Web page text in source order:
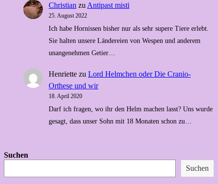
Christian zu Antipast misti
25. August 2022
Ich habe Hornissen bisher nur als sehr supere Tiere erlebt.
Sie halten unsere Ländereien von Wespen und anderem
unangenehmen Getier…
Henriette zu Lord Helmchen oder Die Cranio-
Orthese und wir
18. April 2020
Darf ich fragen, wo ihr den Helm machen lasst? Uns wurde
gesagt, dass unser Sohn mit 18 Monaten schon zu…
Suchen
Suchen